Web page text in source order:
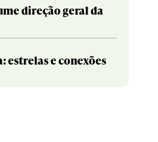
direção geral da
estrelas e conexões